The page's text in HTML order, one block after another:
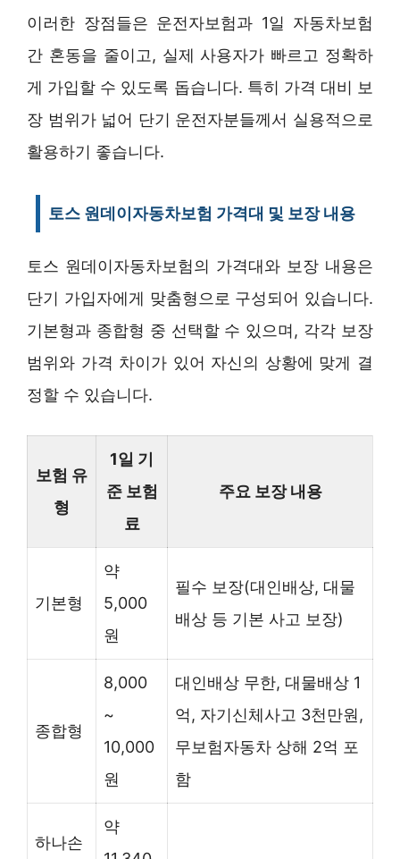
이러한 장점들은 운전자보험과 1일 자동차보험
간 혼동을 줄이고, 실제 사용자가 빠르고 정확하
게 가입할 수 있도록 돕습니다. 특히 가격 대비 보
장 범위가 넓어 단기 운전자분들께서 실용적으로
활용하기 좋습니다.
토스 원데이자동차보험 가격대 및 보장 내용
토스 원데이자동차보험의 가격대와 보장 내용은
단기 가입자에게 맞춤형으로 구성되어 있습니다.
기본형과 종합형 중 선택할 수 있으며, 각각 보장
범위와 가격 차이가 있어 자신의 상황에 맞게 결
정할 수 있습니다.
보험 유
형
1일 기
준 보험
료
주요 보장 내용
기본형
약
5,000
원
필수 보장(대인배상, 대물
배상 등 기본 사고 보장)
종합형
8,000
~
10,000
원
대인배상 무한, 대물배상 1
억, 자기신체사고 3천만원,
무보험자동차 상해 2억 포
함
하나손
약